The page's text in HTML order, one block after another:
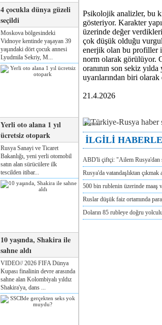
4 çocukla dünya güzeli
seçildi
Moskova bölgesindeki
Vidnoye kentinde yaşayan 39
yaşındaki dört çocuk annesi
Lyudmila Sekriy, M...
Yerli oto alana 1 yıl
ücretsiz otopark
Rusya Sanayi ve Ticaret
Bakanlığı, yeni yerli otomobil
satın alan sürücülere ilk
tescilden itibar...
10 yaşında, Shakira ile
sahne aldı
VIDEO// 2026 FIFA Dünya
Kupası finalinin devre arasında
sahne alan Kolombiyalı yıldız
Shakira'ya, dans ...
Psikolojik analizler, bu
gösteriyor. Karakter
üzerinde değer
çok düşük olduğu
enerjik olan bu profiller
norm olarak görülüyor.
oranının son sekiz yılda
uyarılarından biri olarak
21.4.2026
Реклама
İLGİLİ
ABD'li çiftçi: "Ailem Rusya'dan
Rusya'da vatandaşlıktan çıkmak
500 bin rublenin üzerinde maaş
Ruslar düşük faiz ortamında
Doların 85 rubleye doğru